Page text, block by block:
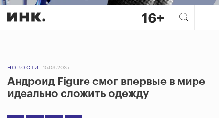
НОВОСТИ 15.08.2025
Андроид Figure смог впервые в мире
идеально сложить одежду